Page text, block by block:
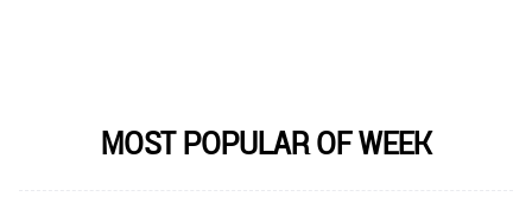
MOST POPULAR OF WEEK